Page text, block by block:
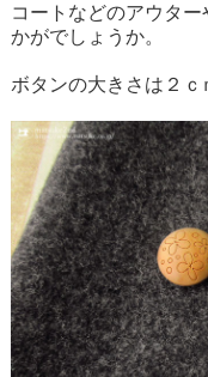
コートなどのアウタ
かがでしょうか。
ボタンの大きさは２ｃ